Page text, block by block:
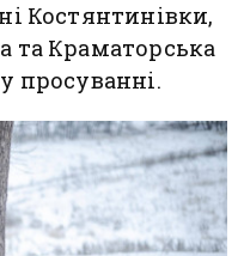
Костянтинівки,
та Краматорська
просуванні.